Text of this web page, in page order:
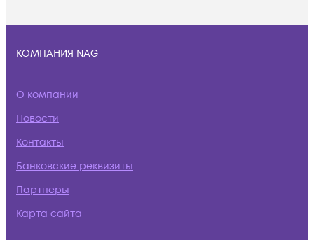
КОМПАНИЯ NAG
О компании
Новости
Контакты
Банковские реквизиты
Партнеры
Карта сайта